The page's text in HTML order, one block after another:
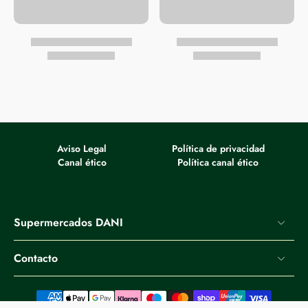
Aviso Legal
Política de privacidad
Canal ético
Política canal ético
Supermercados DANI
Contacto